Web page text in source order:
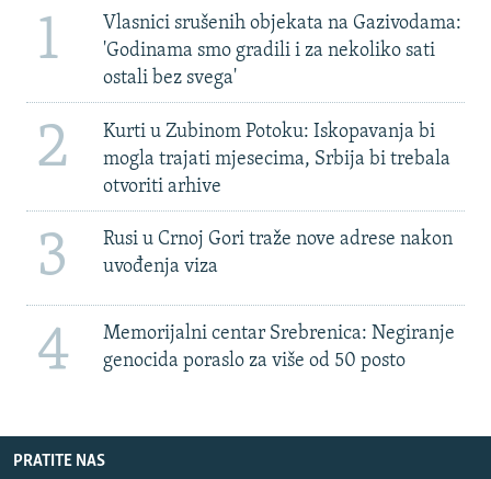
1
Vlasnici srušenih objekata na Gazivodama:
'Godinama smo gradili i za nekoliko sati
ostali bez svega'
2
Kurti u Zubinom Potoku: Iskopavanja bi
mogla trajati mjesecima, Srbija bi trebala
otvoriti arhive
3
Rusi u Crnoj Gori traže nove adrese nakon
uvođenja viza
4
Memorijalni centar Srebrenica: Negiranje
genocida poraslo za više od 50 posto
PRATITE NAS